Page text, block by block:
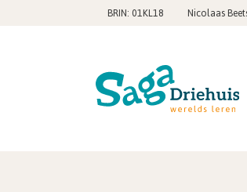
BRIN: 01KL18 Nicolaas